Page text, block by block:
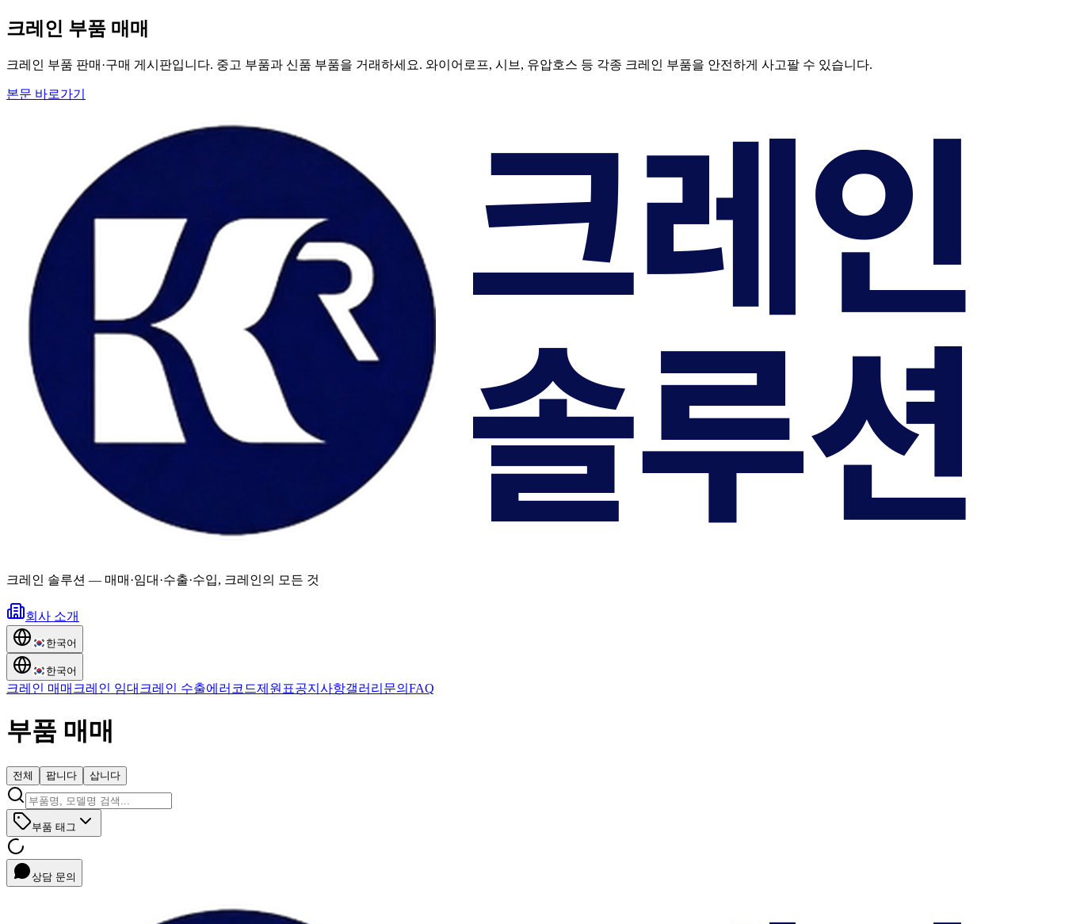
크레인 부품 매매
크레인 부품 판매·구매 게시판입니다. 중고 부품과 신품 부품을 거래하세요. 와이어로프, 시브, 유압호스 등 각종 크레인 부품을 안전하게 사고팔 수 있습니다.
본문 바로가기
크레인 솔루션 — 매매·임대·수출·수입, 크레인의 모든 것
회사 소개
한국어
한국어
크레인 매매 크레인 임대 크레인 수출에러코드제원표공지사항갤러리 문의 FAQ
부품 매매
전체 팝니다 삽니다
부품 태그
상담 문의